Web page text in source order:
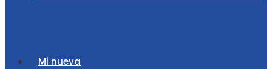
Mi nueva